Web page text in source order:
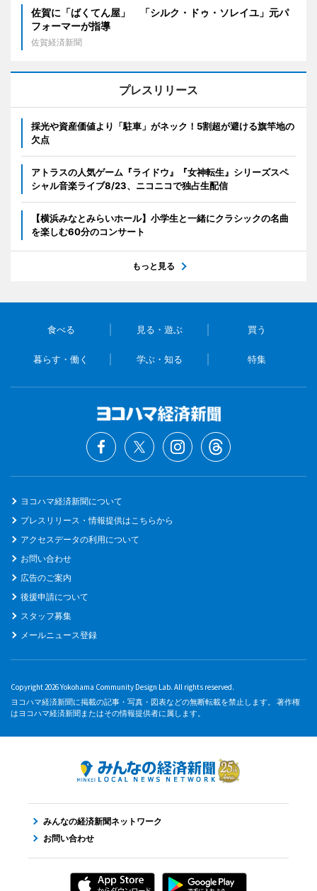
佐賀に「ばくてん屋」 「シルク・ドゥ・ソレイユ」元パ
フォーマーが指導
佐賀経済新聞
プレスリリース
採光や資産価値より「駐車」がネック！5割超が避ける旗竿地の
欠点
アトラスの人気ゲーム『ライドウ』『女神転生』シリーズスペ
シャル音楽ライブ8/23、ニコニコで独占生配信
【横浜みなとみらいホール】小学生と一緒にクラシックの名曲
を楽しむ60分のコンサート
もっと見る
食べる 見る・遊ぶ 買う
暮らす・働く 学ぶ・知る 特集
ヨコハマ経済新聞について
プレスリリース・情報提供はこちらから
アクセスデータの利用について
お問い合わせ
広告のご案内
後援申請について
スタッフ募集
メールニュース登録
Copyright 2026 Yokohama Community Design Lab. All rights reserved.
ヨコハマ経済新聞に掲載の記事・写真・図表などの無断転載を禁止します。 著作権
はヨコハマ経済新聞またはその情報提供者に属します。
みんなの経済新聞ネットワーク
お問い合わせ